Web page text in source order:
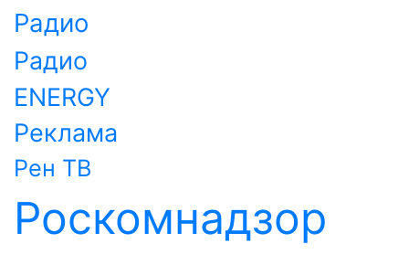
Радио
Радио
ENERGY
Реклама
Рен ТВ
Роскомнадзор